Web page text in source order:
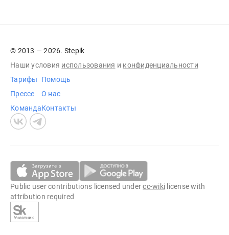
© 2013 — 2026. Stepik
Наши условия использования и конфиденциальности
Тарифы
Прессе
Команда
Помощь
О нас
Контакты
Public user contributions licensed undercc-wiki license with
attribution required